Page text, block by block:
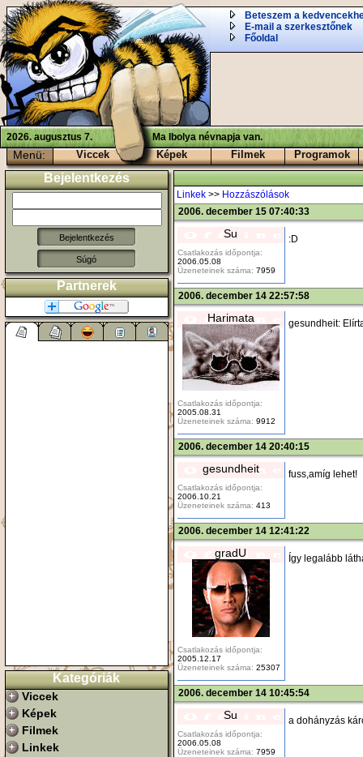
Beteszem a
E-mail a szerkesztőnek
Főoldal
2026. augusztus 7. Ma Ibolya névnapja van.
Menü: Viccek Képek Filmek Programok
Bejelentkezés
Súgó
Partnerek
Kategóriák
Viccek
Képek
Filmek
Linkek
Linkek >> Hozzászólások
2006. december 15 07:40:33
Su
Csatlakozás időpontja:
2006.05.08
Üzeneteinek száma: 7959
:D
2006. december 14 22:57:58
Harimata
Csatlakozás időpontja:
2005.08.31
Üzeneteinek száma: 9912
gesundheit:
2006. december 14 20:40:15
gesundheit
Csatlakozás időpontja:
2006.10.21
Üzeneteinek száma: 413
fuss,amíg lehet!
2006. december 14 12:41:22
gradU
Csatlakozás időpontja:
2005.12.17
Üzeneteinek száma: 25307
Így legalább
2006. december 14 10:45:54
Su
Csatlakozás időpontja:
2006.05.08
Üzeneteinek száma: 7959
a dohányzás